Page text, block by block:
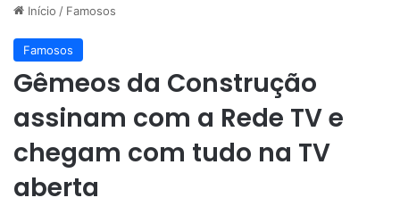
Início / Famosos
Famosos
Gêmeos da Construção
assinam com a Rede TV e
chegam com tudo na TV
aberta